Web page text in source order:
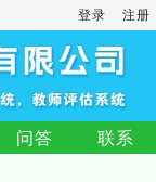
登录 注册
问答 联系